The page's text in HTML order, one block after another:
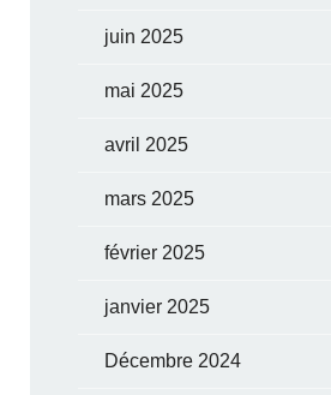
juin 2025
mai 2025
avril 2025
mars 2025
février 2025
janvier 2025
Décembre 2024